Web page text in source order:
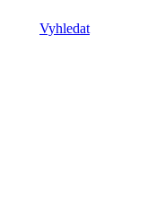
Vyhledat